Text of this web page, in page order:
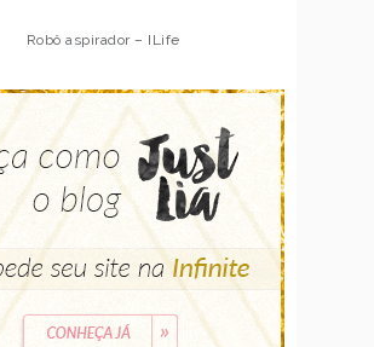
Robô aspirador – ILife